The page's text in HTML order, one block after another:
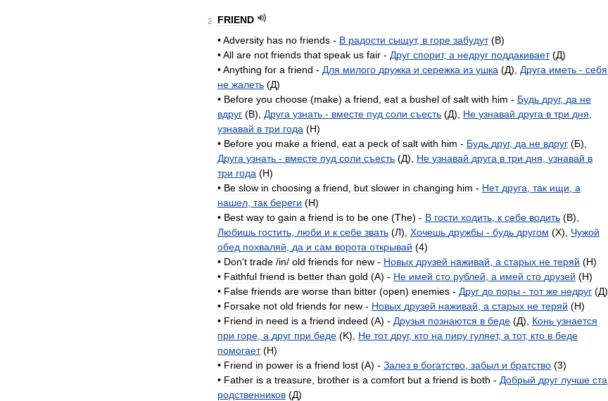
2
FRIEND
•Adversity has no friends - В радости сыщут, в горе забудут(B)
•All are not friends that speak us fair - Друг спорит, а недруг поддакивает(Д)
•Anything for a friend - Для милого дружка и сережка из ушка (Д), Друга иметь - себя
не жалеть (Д)
• Before you choose (make) a friend eat a bushel of salt with him - Будь друг, да не
вдруг (B), Друга узнать - вместе пуд соли съесть (Д), Не узнавай друга в три дня
узнавай в три года (H)
• Before you make a friend eat a peck of salt with him - Будь друг, да не вдруг (Б),
Друга узнать - вместе пуд соли съесть (Д), Не узнавай друга в три дня узнавай в
три года (H)
• Be slow in choosing a friend but slower in changing him - Нет друга так ищи а
нашел так береги (H)
• Best way to gain a friend is to be one (The) - В гости ходить к себе водить (B),
Любишь гостить люби и к себе звать (Л), Хочешь дружбы - будь другом (X), Чужой
обед похваляй да и сам ворота открывай (4)
• Don't trade /in/ old friends for new - Новых друзей наживай а старых не теряй (H)
• Faithful friend is better than gold (A) - Не имей сто рублей а имей сто друзей (H)
• False friends are worse than bitter (open) enemies - Друг до поры - тот же недруг (Д)
• Forsake not old friends for new - Новых друзей наживай а старых не теряй (H)
• Friend in need is a friend indeed (A) - Друзья познаются в беде (Д), Конь узнается
при горе а друг при беде (K), Не тот друг, кто на пиру гуляет, а тот, кто в беде
помогает(H)
• Friend in power is a friend lost (A) - Залез в богатство забыл и братство (3)
• Father is a treasure brother is a comfort but a friend is both - Добрый друг лучше ста
родственников (Д)